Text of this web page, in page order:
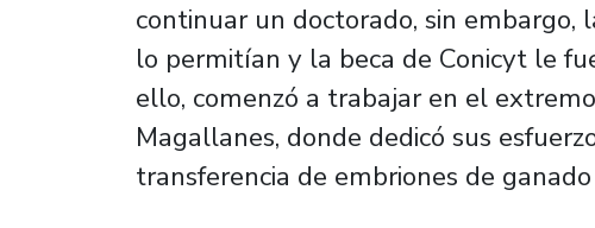
continuar un doctorado, sin embargo,
lo permitían y la beca de Conicyt le
ello, comenzó a trabajar en el
Magallanes, donde dedicó sus
transferencia de embriones de